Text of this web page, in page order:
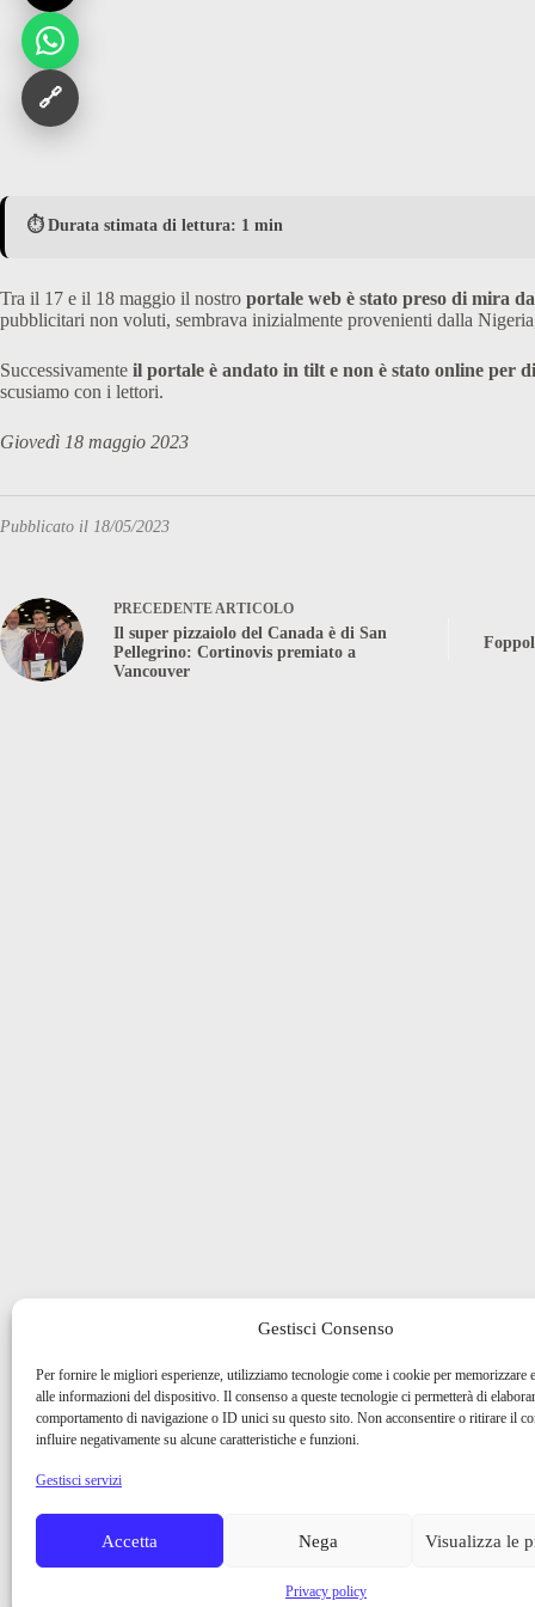
Gestisci Consenso
Per fornire le migliori esperienze, utilizziamo tecnologie come i cookie per memorizzare
alle informazioni del dispositivo. Il consenso a queste tecnologie ci permetterà di
comportamento di navigazione o ID unici su questo sito. Non acconsentire o ritirare il
influire negativamente su alcune caratteristiche e funzioni.
Gestisci servizi
Accetta Nega Visualizza le
Privacy policy
⏱️ Durata stimata di lettura: 1 min
Tra il 17 e il 18 maggio il nostro portale web è stato preso di mira
pubblicitari non voluti, sembrava inizialmente provenienti dalla
Successivamente il portale è andato in tilt e non è stato online per
scusiamo con i lettori.
Giovedì 18 maggio 2023
Pubblicato il 18/05/2023
🔗
PRECEDENTEARTICOLO
Il super pizzaiolo del Canada è di San
Pellegrino: Cortinovis premiato a
Vancouver